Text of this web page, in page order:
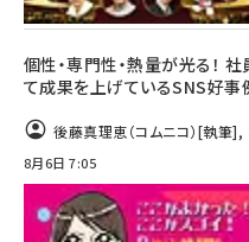
個性・専門性・熱量が光る！
て成果を上げているSNS好事
後藤真理恵（コムニコ）[執筆],
8月6日 7:05